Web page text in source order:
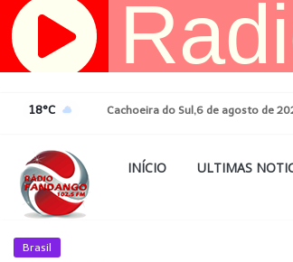
Pular
para
18°C Cachoeira do Sul,6 de agosto de
INÍCIO ULTIMAS
Brasil